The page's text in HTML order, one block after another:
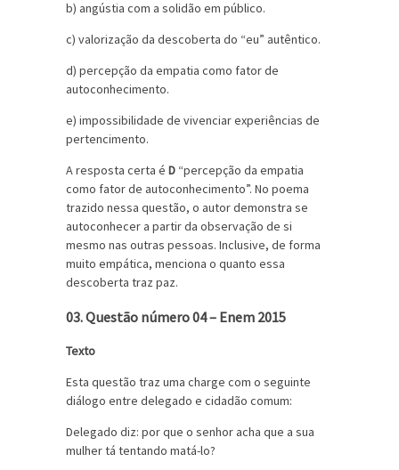
b) angústia com a solidão em público.
c) valorização da descoberta do “eu” autêntico.
d) percepção da empatia como fator de
autoconhecimento.
e) impossibilidade de vivenciar experiências de
pertencimento.
A resposta certa é D “percepção da empatia
como fator de autoconhecimento”. No poema
trazido nessa questão, o autor demonstra se
autoconhecer a partir da observação de si
mesmo nas outras pessoas. Inclusive, de forma
muito empática, menciona o quanto essa
descoberta traz paz.
03. Questão número 04 – Enem 2015
Texto
Esta questão traz uma charge com o seguinte
diálogo entre delegado e cidadão comum:
Delegado diz: por que o senhor acha que a sua
mulher tá tentando matá-lo?